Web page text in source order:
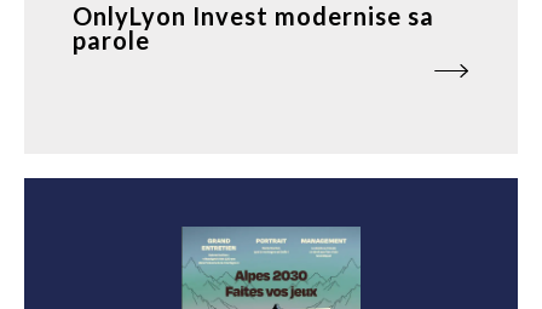
OnlyLyon Invest modernise sa
parole